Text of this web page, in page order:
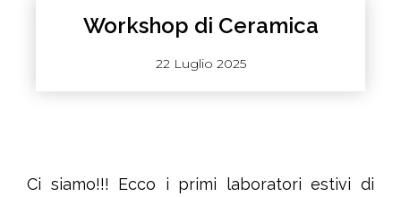
Workshop di Ceramica
22 Luglio 2025
Ci siamo!!! Ecco i primi laboratori estivi di